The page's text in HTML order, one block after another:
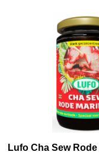
Lufo Cha Sew